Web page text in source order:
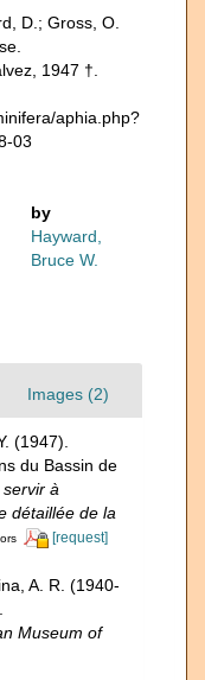
D.; Gross, O.
1947 †.
aphia.php?
03
by
Hayward,
Bruce W.
Images (2)
(1947).
du Bassin de
à
détaillée de la
[request]
A. R. (1940-
Museum of